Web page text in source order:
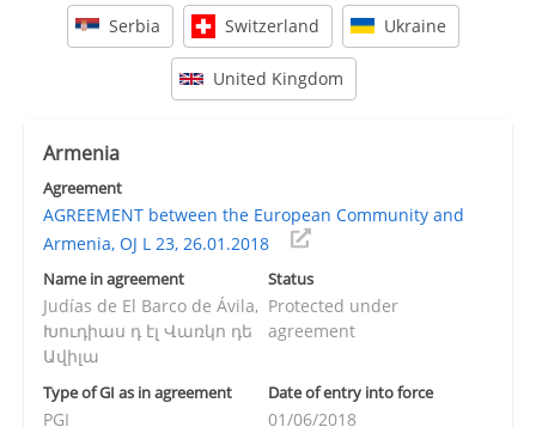
Serbia Switzerland Ukraine
United Kingdom
Armenia
Agreement
AGREEMENT between the European Community and
Armenia, OJ L 23, 26.01.2018
Name in agreement
Judías de El Barco de Ávila,
Խուդիաս դ էլ Վառկո դե
Ավիլա
Status
Protected under
agreement
Type of GI as in agreement
PGI
Date of entry into force
01/06/2018